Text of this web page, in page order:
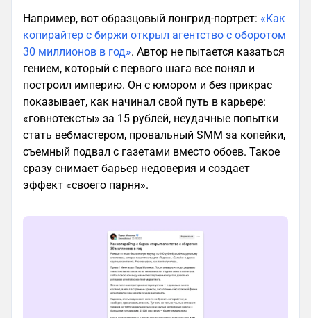
Например, вот образцовый лонгрид-портрет: «Как
копирайтер с биржи открыл агентство с оборотом
30 миллионов в год». Автор не пытается казаться
гением, который с первого шага все понял и
построил империю. Он с юмором и без прикрас
показывает, как начинал свой путь в карьере:
«говнотексты» за 15 рублей, неудачные попытки
стать вебмастером, провальный SMM за копейки,
съемный подвал с газетами вместо обоев. Такое
сразу снимает барьер недоверия и создает
эффект «своего парня».